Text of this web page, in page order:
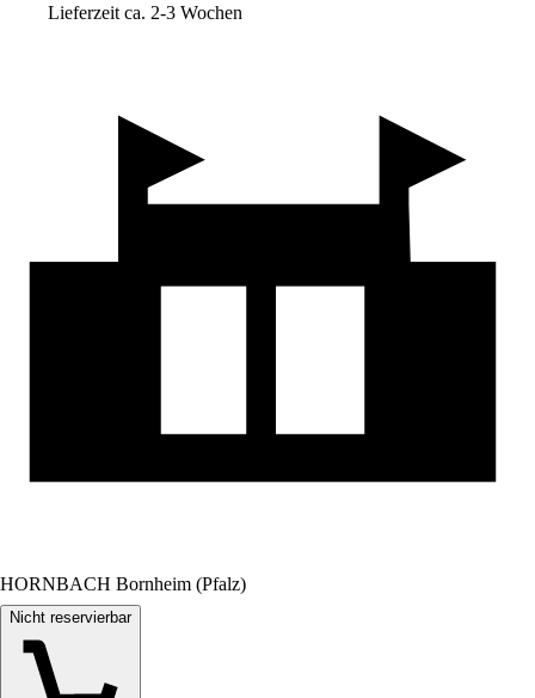
Lieferzeit ca. 2-3 Wochen
HORNBACH Bornheim (Pfalz)
Nicht reservierbar